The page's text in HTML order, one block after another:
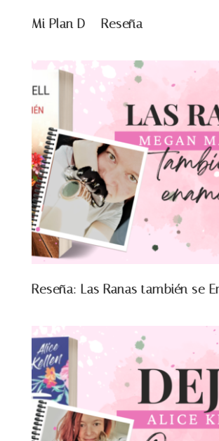
Mi Plan D – Reseña
Reseña: Las Ranas también se